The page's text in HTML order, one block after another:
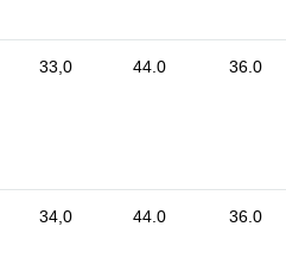
33,0 44.0 36.0
34,0 44.0 36.0